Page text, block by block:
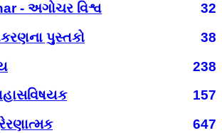
- અગોચર વિશ્વ
32
પુસ્તકો
38
238
157
647